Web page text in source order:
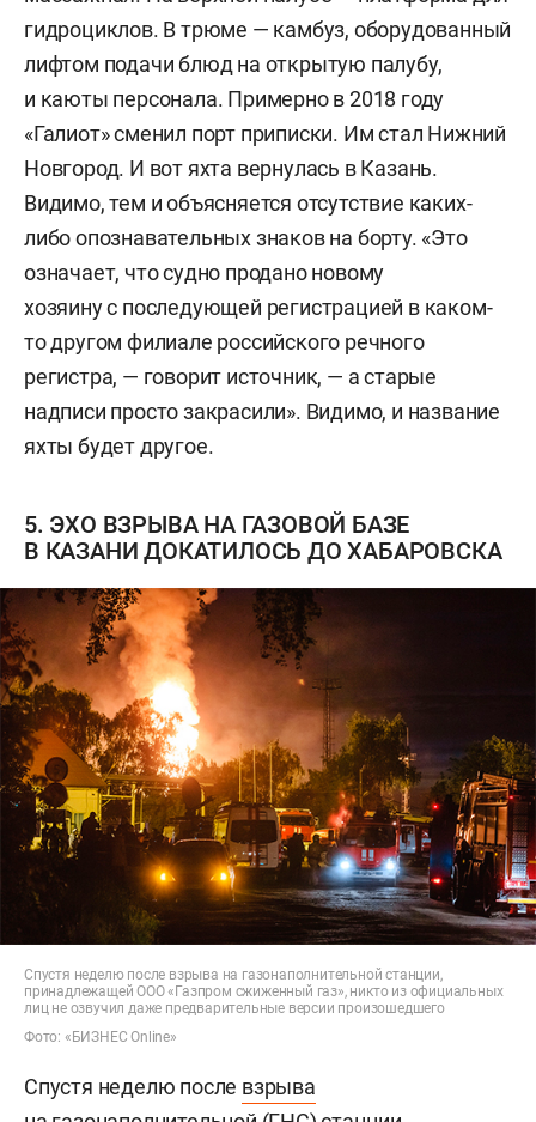
гидроциклов. В трюме — камбуз, оборудованный
лифтом подачи блюд на открытую палубу,
и каюты персонала. Примерно в 2018 году
«Галиот» сменил порт приписки. Им стал Нижний
Новгород. И вот яхта вернулась в Казань.
Видимо, тем и объясняется отсутствие каких-
либо опознавательных знаков на борту. «Это
означает, что судно продано новому
хозяину с последующей регистрацией в каком-
то другом филиале российского речного
регистра, — говорит источник, — а старые
надписи просто закрасили». Видимо, и название
яхты будет другое.
5. ЭХО ВЗРЫВА НА ГАЗОВОЙ БАЗЕ
В КАЗАНИ ДОКАТИЛОСЬ ДО ХАБАРОВСКА
Спустя неделю после взрыва на газонаполнительной станции,
принадлежащей ООО «Газпром сжиженный газ», никто из официальных
лиц не озвучил даже предварительные версии произошедшего
Фото: «БИЗНЕС Online»
Спустя неделю после взрыва